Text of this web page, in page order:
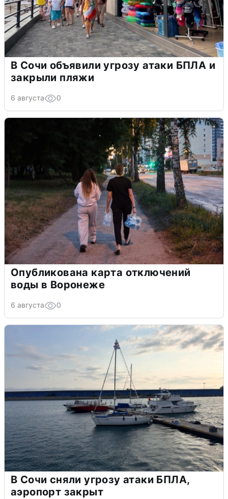
В Сочи объявили угрозу атаки БПЛА и
закрыли пляжи
6 августа 0
Опубликована карта отключений
воды в Воронеже
6 августа 0
В Сочи сняли угрозу атаки БПЛА,
аэропорт закрыт